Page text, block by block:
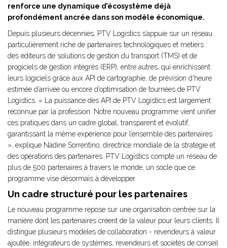
renforce une dynamique d’écosystème déjà
profondément ancrée dans son modèle économique.
Depuis plusieurs décennies, PTV Logistics s’appuie sur un réseau
particulièrement riche de partenaires technologiques et métiers :
des éditeurs de solutions de gestion du transport (TMS) et de
progiciels de gestion intégrés (ERP), entre autres, qui enrichissent
leurs logiciels grâce aux API de cartographie, de prévision d’heure
estimée d’arrivée ou encore d’optimisation de tournées de PTV
Logistics. « La puissance des API de PTV Logistics est largement
reconnue par la profession. Notre nouveau programme vient unifier
ces pratiques dans un cadre global, transparent et évolutif,
garantissant la même expérience pour l’ensemble des partenaires
», explique Nadine Sorrentino, directrice mondiale de la stratégie et
des opérations des partenaires. PTV Logistics compte un réseau de
plus de 500 partenaires à travers le monde, un socle que ce
programme vise désormais à développer.
Un cadre structuré pour les partenaires
Le nouveau programme repose sur une organisation centrée sur la
manière dont les partenaires créent de la valeur pour leurs clients. Il
distingue plusieurs modèles de collaboration - revendeurs à valeur
ajoutée, intégrateurs de systèmes, revendeurs et sociétés de conseil